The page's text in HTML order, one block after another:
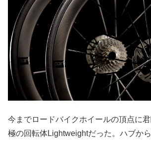
今までロードバイクホイールの頂点に
極の回転体Lightweightだった。ハブか